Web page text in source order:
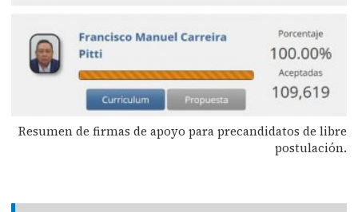
Resumen de firmas de apoyo para precandidatos de libre
postulación.